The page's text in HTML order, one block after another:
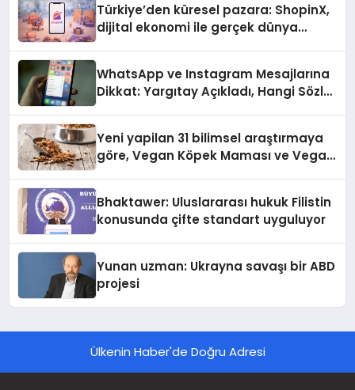
Türkiye’den küresel pazara: ShopinX,
dijital ekonomi ile gerçek dünya
WhatsApp ve Instagram Mesajlarına
Dikkat: Yargıtay Açıkladı, Hangi Sözler
Yeni yapilan 31 bilimsel araştırmaya
göre, Vegan Köpek Maması ve Vegan
Bhaktawer: Uluslararası hukuk Filistin
konusunda çifte standart uyguluyor
Yunan uzman: Ukrayna savaşı bir ABD
projesi
Ülkenin Haber'de Doğru Adresi